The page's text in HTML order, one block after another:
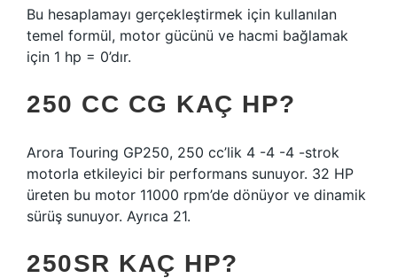
Bu hesaplamayı gerçekleştirmek için kullanılan
temel formül, motor gücünü ve hacmi bağlamak
için 1 hp = 0’dır.
250 CC CG KAÇ HP?
Arora Touring GP250, 250 cc’lik 4 -4 -4 -strok
motorla etkileyici bir performans sunuyor. 32 HP
üreten bu motor 11000 rpm’de dönüyor ve dinamik
sürüş sunuyor. Ayrıca 21.
250SR KAÇ HP?